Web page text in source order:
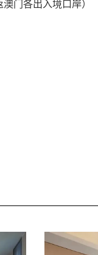
门各出入境口岸）
Learn more